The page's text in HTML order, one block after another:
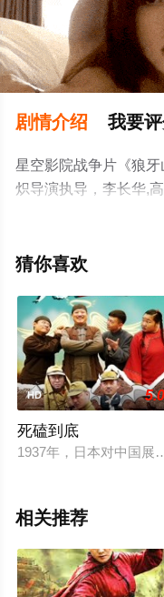
剧情介绍 我要
星空影院战争片《狼
炽导演执导，李长华,
彩演绎的中国大陆电
影、电视猫或剧情网等
猜你喜欢
HD
死磕到底
1937年，日本对中国展
相关推荐